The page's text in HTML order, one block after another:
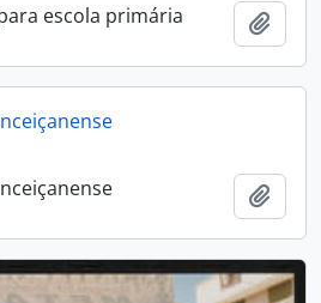
escola primária